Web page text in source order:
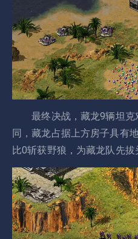
最终决战，藏龙9辆坦克
同，藏龙占据上方房子具有
比0斩获野狼，为藏龙队先拔